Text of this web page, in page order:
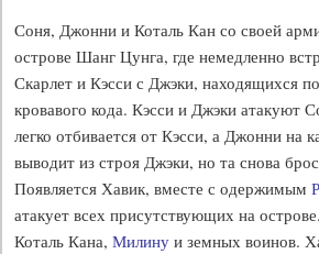
Соня, Джонни и Коталь Кан со своей
острове Шанг Цунга, где немедленно
Скарлет и Кэсси с Джэки, находящихся
кровавого кода. Кэсси и Джэки
легко отбивается от Кэсси, а Джонни на
выводит из строя Джэки, но та снова
Появляется Хавик, вместе с одержимым
атакует всех присутствующих на
Коталь Кана,Милину и земных воинов.